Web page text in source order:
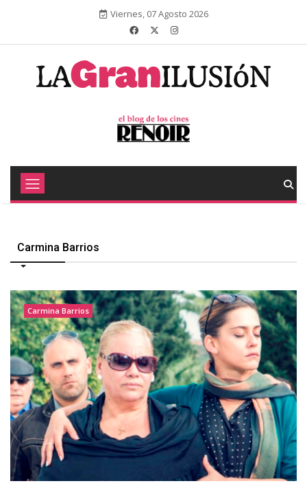
Viernes, 07 Agosto 2026
Carmina Barrios
Carmina Barrios